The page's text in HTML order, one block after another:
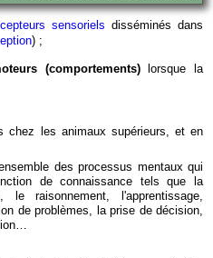
sensoriels disséminés dans
) ;
(comportements)lorsque la
chez les animaux supérieurs, et en
des processus mentaux qui
de connaissance tels que la
le raisonnement, l'apprentissage,
de problèmes, la prise de décision,